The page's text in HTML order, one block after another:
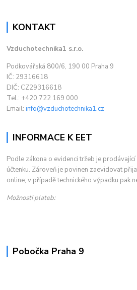
KONTAKT
Vzduchotechnika1 s.r.o.
Podkovářská 800/6, 190 00 Praha 9
IČ: 29316618
DIČ: CZ29316618
Tel.: +420 722 169 000
Email:info@vzduchotechnika1.cz
INFORMACE K EET
Podle zákona o evidenci tržeb je
účtenku. Zároveň je povinen zaevidovat
online; v případě technického výpadku pak
Možnosti plateb:
Pobočka Praha 9